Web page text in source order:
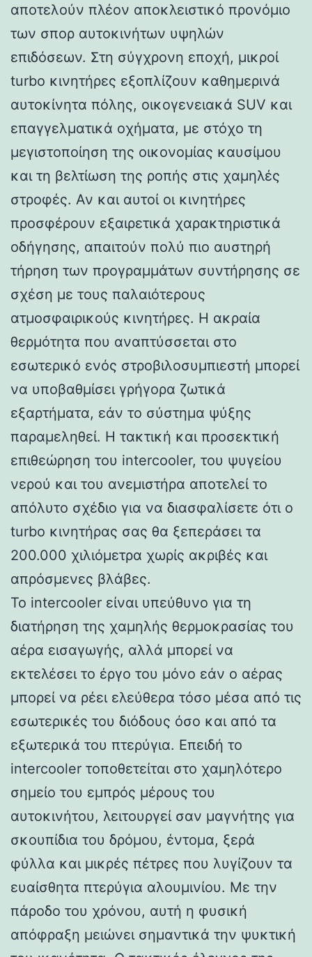
αποτελούν πλέον αποκλειστικό προνόμιο
των σπορ αυτοκινήτων υψηλών
επιδόσεων. Στη σύγχρονη εποχή, μικροί
turbo κινητήρες εξοπλίζουν καθημερινά
αυτοκίνητα πόλης, οικογενειακά SUV και
επαγγελματικά οχήματα, με στόχο τη
μεγιστοποίηση της οικονομίας καυσίμου
και τη βελτίωση της ροπής στις χαμηλές
στροφές. Αν και αυτοί οι κινητήρες
προσφέρουν εξαιρετικά χαρακτηριστικά
οδήγησης, απαιτούν πολύ πιο αυστηρή
τήρηση των προγραμμάτων συντήρησης σε
σχέση με τους παλαιότερους
ατμοσφαιρικούς κινητήρες. Η ακραία
θερμότητα που αναπτύσσεται στο
εσωτερικό ενός στροβιλοσυμπιεστή μπορεί
να υποβαθμίσει γρήγορα ζωτικά
εξαρτήματα, εάν το σύστημα ψύξης
παραμεληθεί. Η τακτική και προσεκτική
επιθεώρηση του intercooler, του ψυγείου
νερού και του ανεμιστήρα αποτελεί το
απόλυτο σχέδιο για να διασφαλίσετε ότι ο
turbo κινητήρας σας θα ξεπεράσει τα
200.000 χιλιόμετρα χωρίς ακριβές και
απρόσμενες βλάβες.
Το intercooler είναι υπεύθυνο για τη
διατήρηση της χαμηλής θερμοκρασίας του
αέρα εισαγωγής, αλλά μπορεί να
εκτελέσει το έργο του μόνο εάν ο αέρας
μπορεί να ρέει ελεύθερα τόσο μέσα από τις
εσωτερικές του διόδους όσο και από τα
εξωτερικά του πτερύγια. Επειδή το
intercooler τοποθετείται στο χαμηλότερο
σημείο του εμπρός μέρους του
αυτοκινήτου, λειτουργεί σαν μαγνήτης για
σκουπίδια του δρόμου, έντομα, ξερά
φύλλα και μικρές πέτρες που λυγίζουν τα
ευαίσθητα πτερύγια αλουμινίου. Με την
πάροδο του χρόνου, αυτή η φυσική
απόφραξη μειώνει σημαντικά την ψυκτική